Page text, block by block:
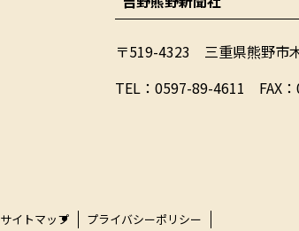
〒519-4323 三重県熊野市
​TEL：0597-89-4611 FAX
サイトマップ プライバシーポリシー